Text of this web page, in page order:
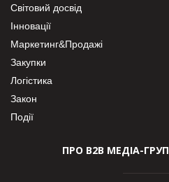
Світовий досвід
Інновації
Маркетинг&Продажі
Закупки
Логістика
Закон
Події
ПРО В2В МЕДІА-